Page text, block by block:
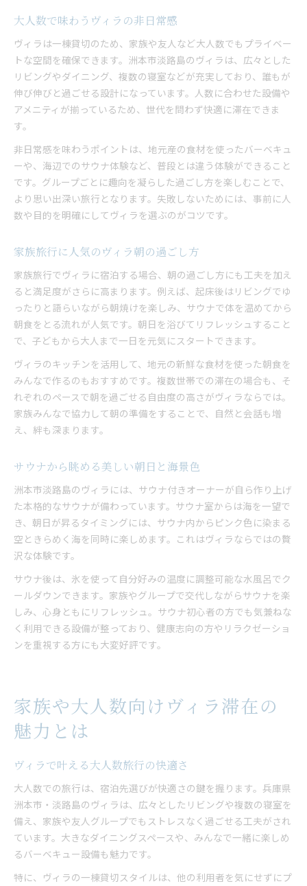
思い出作りに最適なヴィラ滞在の流れ
大人数で味わうヴィラの非日常感
ヴィラは一棟貸切のため、家族や友人など大人数でもプライベー
トな空間を確保できます。洲本市淡路島のヴィラは、広々とした
リビングやダイニング、複数の寝室などが充実しており、誰もが
伸び伸びと過ごせる設計になっています。人数に合わせた設備や
アメニティが揃っているため、世代を問わず快適に滞在できま
す。
非日常感を味わうポイントは、地元産の食材を使ったバーベキュ
ーや、海辺でのサウナ体験など、普段とは違う体験ができること
です。グループごとに趣向を凝らした過ごし方を楽しむことで、
より思い出深い旅行となります。失敗しないためには、事前に人
数や目的を明確にしてヴィラを選ぶのがコツです。
家族旅行に人気のヴィラ朝の過ごし方
家族旅行でヴィラに宿泊する場合、朝の過ごし方にも工夫を加え
ると満足度がさらに高まります。例えば、起床後はリビングでゆ
ったりと語らいながら朝焼けを楽しみ、サウナで体を温めてから
朝食をとる流れが人気です。朝日を浴びてリフレッシュすること
で、子どもから大人まで一日を元気にスタートできます。
ヴィラのキッチンを活用して、地元の新鮮な食材を使った朝食を
みんなで作るのもおすすめです。複数世帯での滞在の場合も、そ
れぞれのペースで朝を過ごせる自由度の高さがヴィラならでは。
家族みんなで協力して朝の準備をすることで、自然と会話も増
え、絆も深まります。
サウナから眺める美しい朝日と海景色
洲本市淡路島のヴィラには、サウナ付きオーナーが自ら作り上げ
た本格的なサウナが備わっています。サウナ室からは海を一望で
き、朝日が昇るタイミングには、サウナ内からピンク色に染まる
空ときらめく海を同時に楽しめます。これはヴィラならではの贅
沢な体験です。
サウナ後は、氷を使って自分好みの温度に調整可能な水風呂でク
ールダウンできます。家族やグループで交代しながらサウナを楽
しみ、心身ともにリフレッシュ。サウナ初心者の方でも気兼ねな
く利用できる設備が整っており、健康志向の方やリラクゼーショ
ンを重視する方にも大変好評です。
家族や大人数向けヴィラ滞在の
魅力とは
ヴィラで叶える大人数旅行の快適さ
大人数での旅行は、宿泊先選びが快適さの鍵を握ります。兵庫県
洲本市・淡路島のヴィラは、広々としたリビングや複数の寝室を
備え、家族や友人グループでもストレスなく過ごせる工夫がされ
ています。大きなダイニングスペースや、みんなで一緒に楽しめ
るバーベキュー設備も魅力です。
特に、ヴィラの一棟貸切スタイルは、他の利用者を気にせずにプ